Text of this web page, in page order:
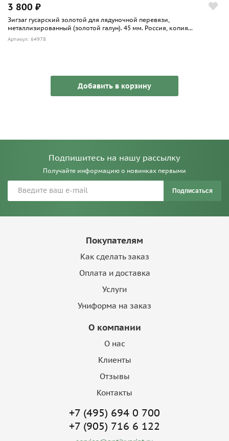
3 800 ₽
Зигзаг гусарский золотой для лядуночной перевязи,
металлизированный (золотой галун). 45 мм. Россия, копия...
Артикул: 64978
Добавить в корзину
Подпишитесь на нашу рассылку
Получайте информацию о новинках первыми
Подписаться
Покупателям
Как сделать заказ
Оплата и доставка
Услуги
Униформа на заказ
О компании
О нас
Клиенты
Отзывы
Контакты
+7 (495) 694 0 700
+7 (905) 716 6 122